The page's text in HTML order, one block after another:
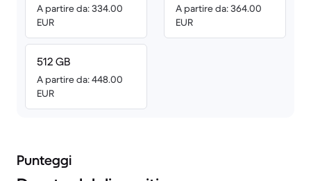
A partire da: 334.00
EUR
512 GB
A partire da: 448.00
EUR
A partire da: 364.00
EUR
Punteggi